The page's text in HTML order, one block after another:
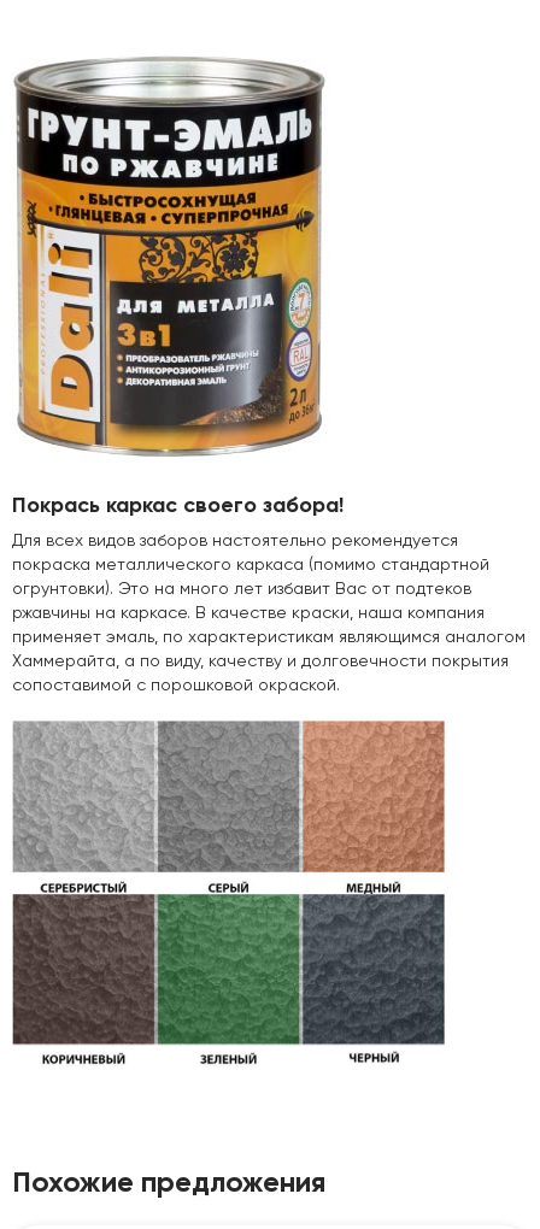
Покрась каркас своего забора!
Для всех видов заборов настоятельно рекомендуется
покраска металлического каркаса (помимо стандартной
огрунтовки). Это на много лет избавит Вас от подтеков
ржавчины на каркасе. В качестве краски, наша компания
применяет эмаль, по характеристикам являющимся аналогом
Хаммерайта, а по виду, качеству и долговечности покрытия
сопоставимой с порошковой окраской.
Похожие предложения